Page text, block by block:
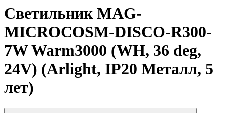
Светильник MAG-
MICROCOSM-DISCO-R300-
7W Warm3000 (WH, 36 deg,
24V) (Arlight, IP20 Металл, 5
лет)